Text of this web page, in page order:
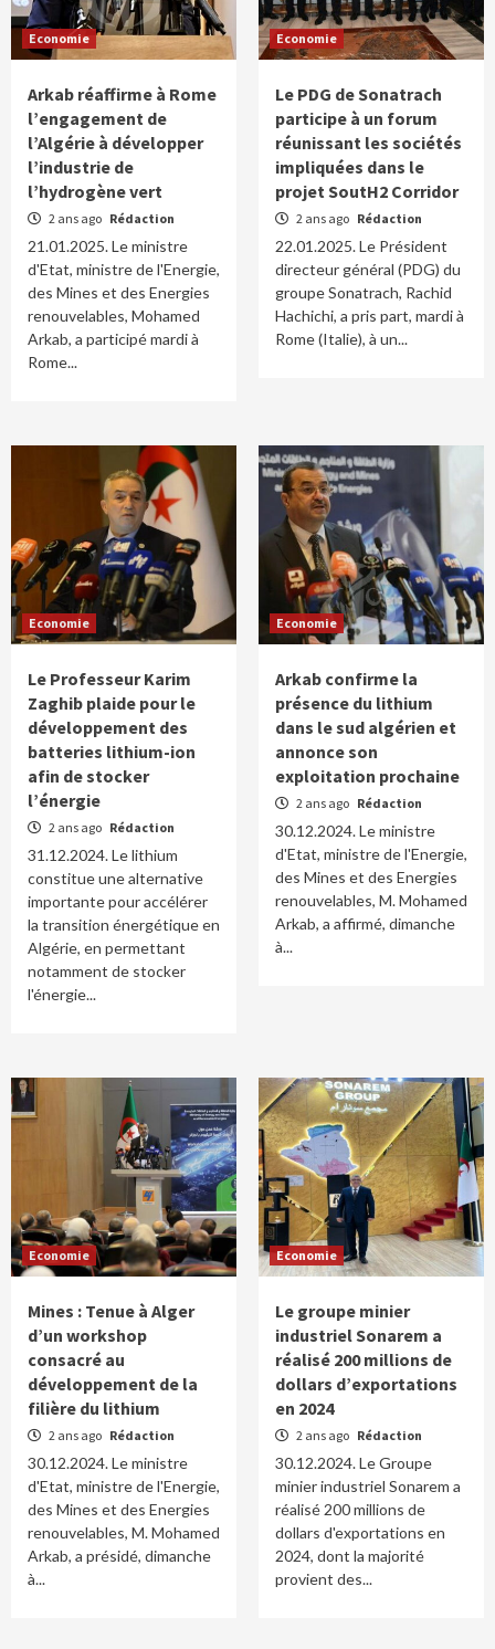
Economie
Arkab réaffirme à Rome
l’engagement de
l’Algérie à développer
l’industrie de
l’hydrogène vert
2 ans ago Rédaction
21.01.2025. Le ministre
d'Etat, ministre de l'Energie,
des Mines et des Energies
renouvelables, Mohamed
Arkab, a participé mardi à
Rome...
Economie
Le PDG de Sonatrach
participe à un forum
réunissant les sociétés
impliquées dans le
projet SoutH2 Corridor
2 ans ago Rédaction
22.01.2025. Le Président
directeur général (PDG) du
groupe Sonatrach, Rachid
Hachichi, a pris part, mardi à
Rome (Italie), à un...
Economie
Le Professeur Karim
Zaghib plaide pour le
développement des
batteries lithium-ion
afin de stocker
l’énergie
2 ans ago Rédaction
31.12.2024. Le lithium
constitue une alternative
importante pour accélérer
la transition énergétique en
Algérie, en permettant
notamment de stocker
l'énergie...
Economie
Arkab confirme la
présence du lithium
dans le sud algérien et
annonce son
exploitation prochaine
2 ans ago Rédaction
30.12.2024. Le ministre
d'Etat, ministre de l'Energie,
des Mines et des Energies
renouvelables, M. Mohamed
Arkab, a affirmé, dimanche
à...
Economie
Mines : Tenue à Alger
d’un workshop
consacré au
développement de la
filière du lithium
2 ans ago Rédaction
30.12.2024. Le ministre
d'Etat, ministre de l'Energie,
des Mines et des Energies
renouvelables, M. Mohamed
Arkab, a présidé, dimanche
à...
Economie
Le groupe minier
industriel Sonarem a
réalisé 200 millions de
dollars d’exportations
en 2024
2 ans ago Rédaction
30.12.2024. Le Groupe
minier industriel Sonarem a
réalisé 200 millions de
dollars d'exportations en
2024, dont la majorité
provient des...